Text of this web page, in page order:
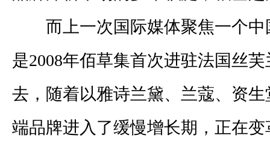
而上一次国际媒体聚焦一个中
是2008年佰草集首次进驻法国丝
去，随着以雅诗兰黛、兰蔻、资
端品牌进入了缓慢增长期，正在